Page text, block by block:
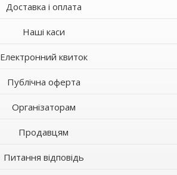
Доставка і оплата
Наші каси
Електронний квиток
Публічна оферта
Організаторам
Продавцям
Питання відповідь